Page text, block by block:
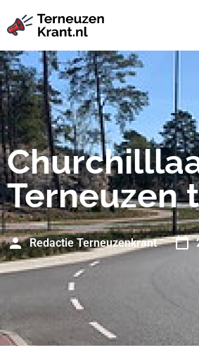
Terneuzen
Redactie Terneuzenkrant